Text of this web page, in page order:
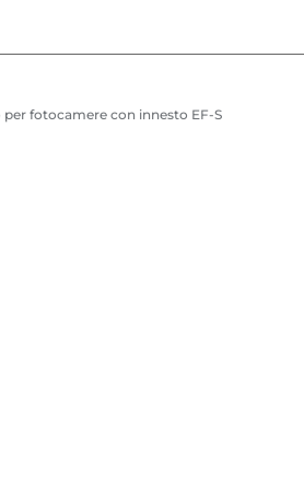
per fotocamere con innesto EF-S